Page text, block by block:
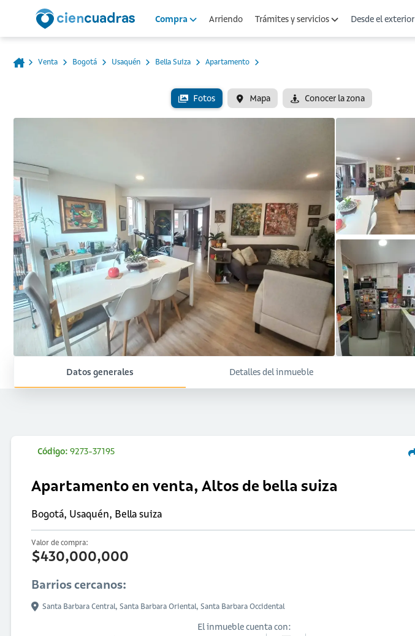
Compra Arriendo Trámites y servicios Desde el exterior
Venta Bogotá Usaquén Bella Suiza Apartamento
Fotos Mapa Conocer la zona
Datos generales Detalles del inmueble
Código: 9273-37195
Apartamento en venta, Altos de bella suiza
Bogotá, Usaquén, Bella suiza
Valor de compra:
$430,000,000
Barrios cercanos:
Santa Barbara Central, Santa Barbara Oriental, Santa Barbara Occidental
El inmueble cuenta con: